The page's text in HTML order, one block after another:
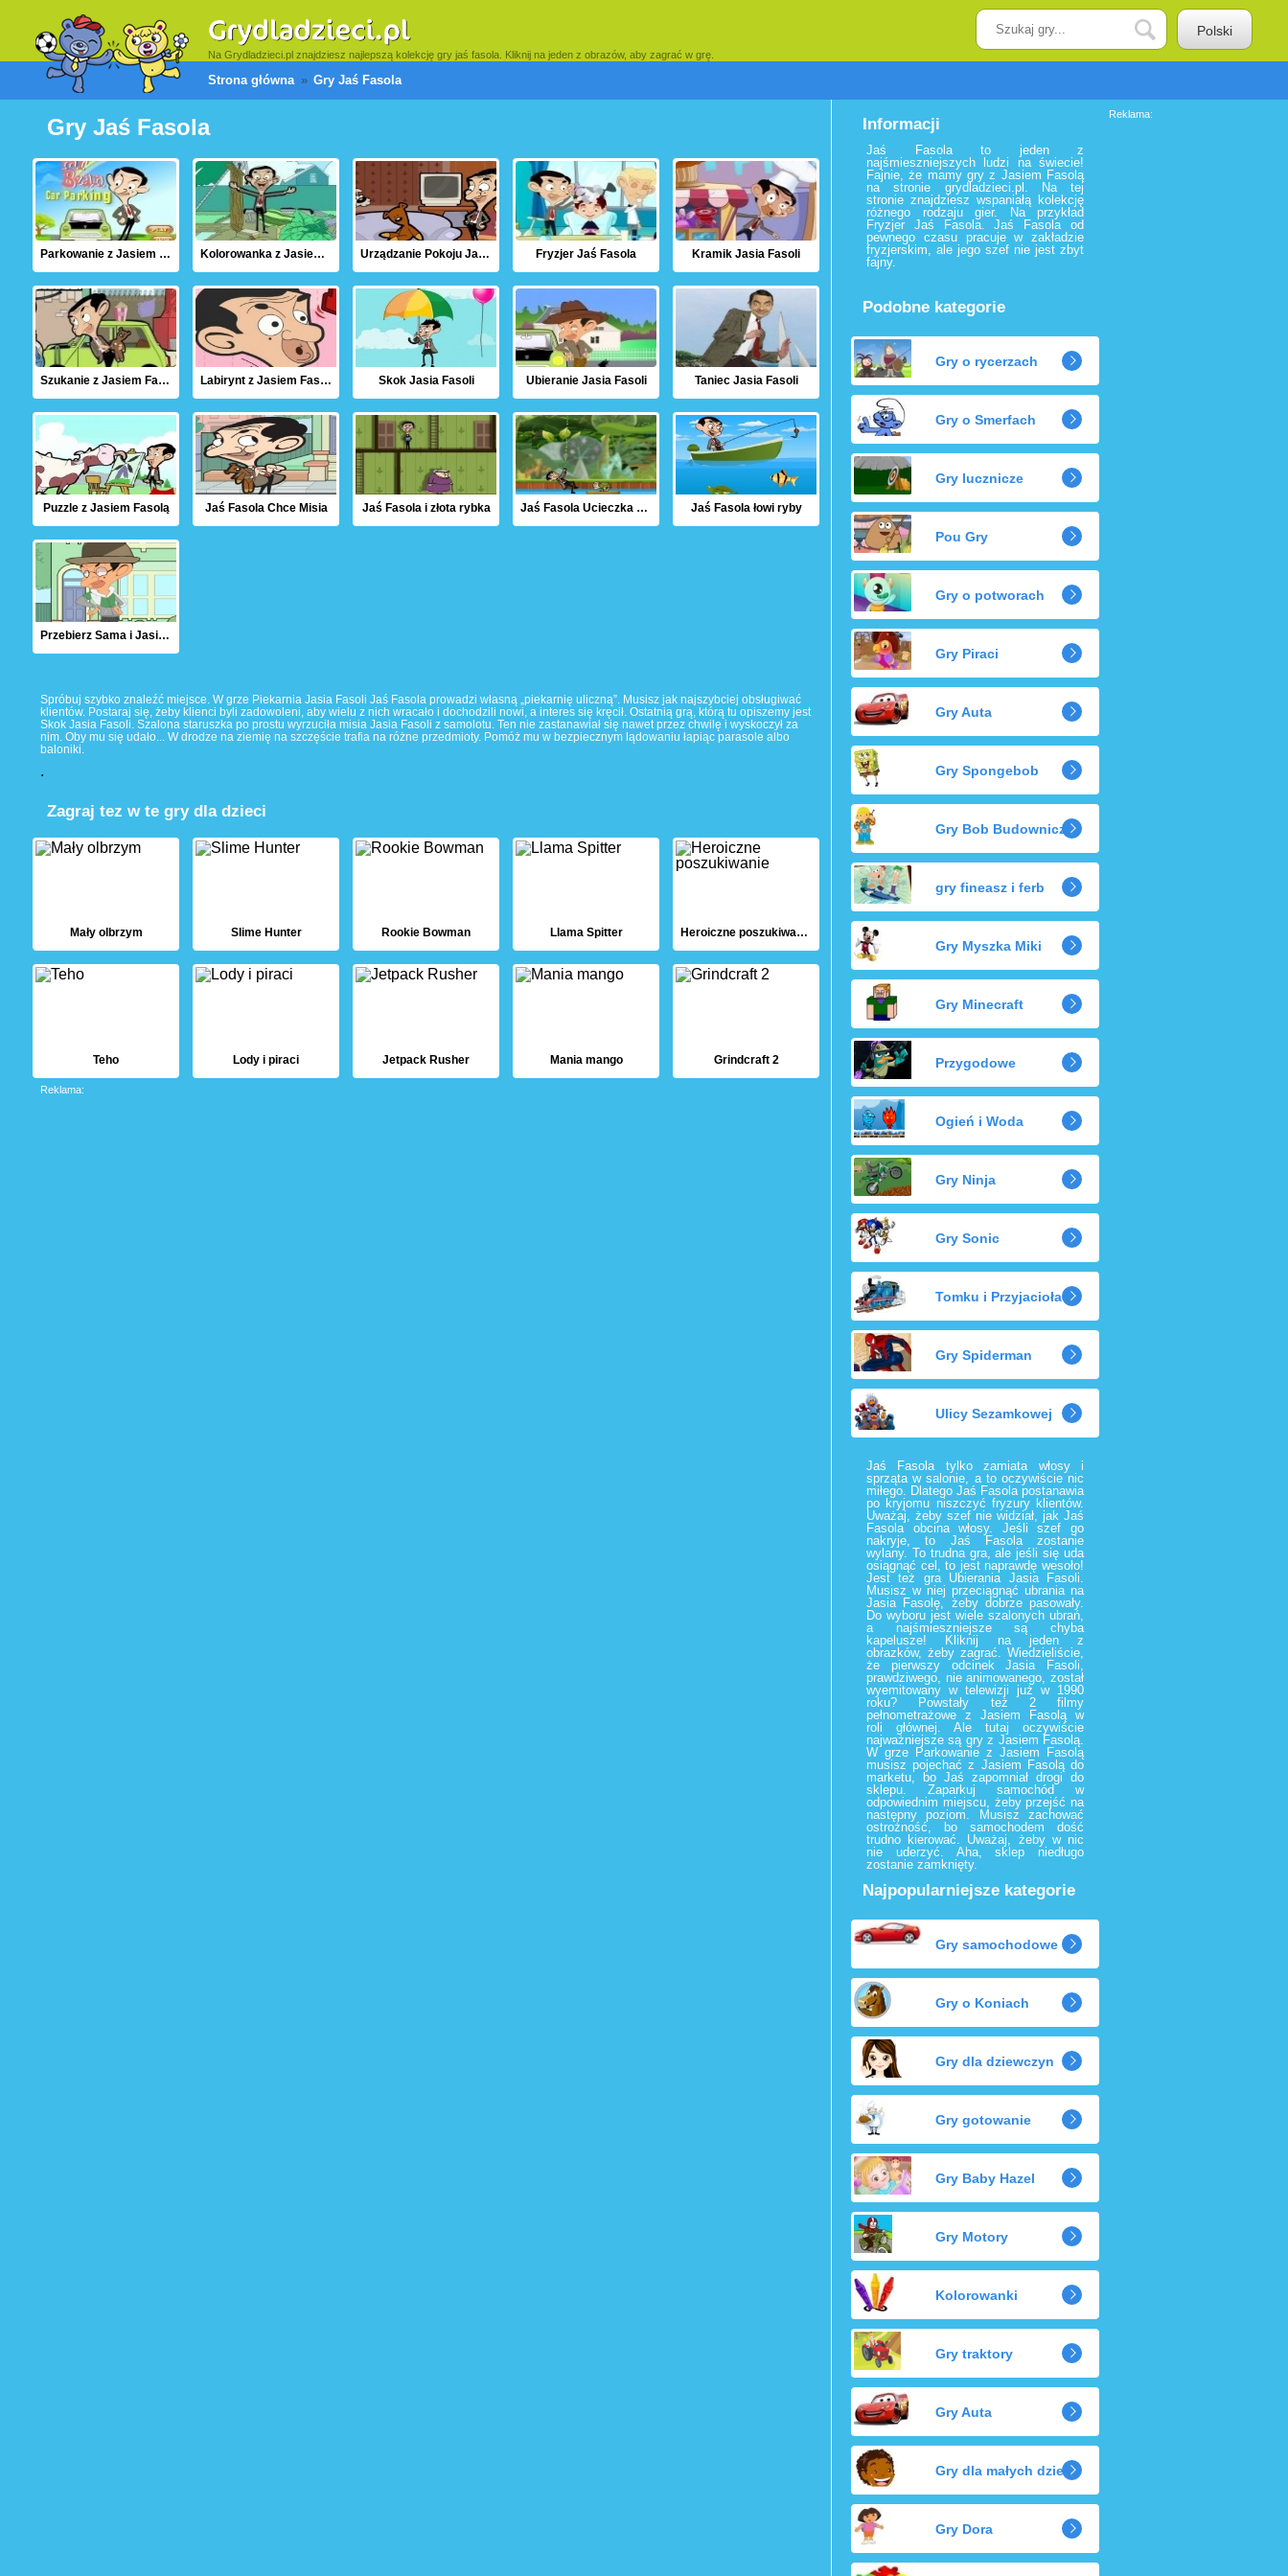
Na Grydladzieci.pl znajdziesz najlepszą kolekcję gry jaś fasola. Kliknij na jeden z obrazów, aby zagrać w grę.
Polski
Strona główna Gry Jaś Fasola
Gry Jaś Fasola Informacji
Jaś Fasola to jeden z
najśmieszniejszych ludzi na świecie!
Fajnie, że mamy gry z Jasiem Fasolą
na stronie grydladzieci.pl. Na tej
stronie znajdziesz wspaniałą kolekcję
różnego rodzaju gier. Na przykład
Fryzjer Jaś Fasola. Jaś Fasola od
pewnego czasu pracuje w zakładzie
fryzjerskim, ale jego szef nie jest zbyt
fajny.
Podobne kategorie
Gry o rycerzach
Gry o Smerfach
Gry lucznicze
Pou Gry
Gry o potworach
Gry Piraci
Gry Auta
Gry Spongebob
Gry Bob Budowniczy
gry fineasz i ferb
Gry Myszka Miki
Gry Minecraft
Przygodowe
Ogień i Woda
Gry Ninja
Gry Sonic
Tomku i Przyjaciołach
Gry Spiderman
Ulicy Sezamkowej
Jaś Fasola tylko zamiata włosy i
sprząta w salonie, a to oczywiście nic
miłego. Dlatego Jaś Fasola postanawia
po kryjomu niszczyć fryzury klientów.
Uważaj, żeby szef nie widział, jak Jaś
Fasola obcina włosy. Jeśli szef go
nakryje, to Jaś Fasola zostanie
wylany. To trudna gra, ale jeśli się uda
osiągnąć cel, to jest naprawdę wesoło!
Jest też gra Ubierania Jasia Fasoli.
Musisz w niej przeciągnąć ubrania na
Jasia Fasolę, żeby dobrze pasowały.
Do wyboru jest wiele szalonych ubrań,
a najśmieszniejsze są chyba
kapelusze! Kliknij na jeden z
obrazków, żeby zagrać. Wiedzieliście,
że pierwszy odcinek Jasia Fasoli,
prawdziwego, nie animowanego, został
wyemitowany w telewizji już w 1990
roku? Powstały też 2 filmy
pełnometrażowe z Jasiem Fasolą w
roli głównej. Ale tutaj oczywiście
najważniejsze są gry z Jasiem Fasolą.
W grze Parkowanie z Jasiem Fasolą
musisz pojechać z Jasiem Fasolą do
marketu, bo Jaś zapomniał drogi do
sklepu. Zaparkuj samochód w
odpowiednim miejscu, żeby przejść na
następny poziom. Musisz zachować
ostrożność, bo samochodem dość
trudno kierować. Uważaj, żeby w nic
nie uderzyć. Aha, sklep niedługo
zostanie zamknięty.
Najpopularniejsze kategorie
Gry samochodowe
Gry o Koniach
Gry dla dziewczyn
Gry gotowanie
Gry Baby Hazel
Gry Motory
Kolorowanki
Gry traktory
Gry Auta
Gry dla małych dzieci
Gry Dora
Parkowanie z Jasiem Fasolą Kolorowanka z Jasiem Fasola Urządzanie Pokoju Jasia Fasoli Fryzjer Jaś Fasola Kramik Jasia Fasoli
Szukanie z Jasiem Fasolą Labirynt z Jasiem Fasolą Skok Jasia Fasoli Ubieranie Jasia Fasoli Taniec Jasia Fasoli
Puzzle z Jasiem Fasolą Jaś Fasola Chce Misia Jaś Fasola i złota rybka Jaś Fasola Ucieczka zwierząt Jaś Fasola łowi ryby
Przebierz Sama i Jasia Fasolę
Spróbuj szybko znaleźć miejsce. W grze Piekarnia Jasia Fasoli Jaś Fasola prowadzi własną „piekarnię uliczną”. Musisz jak najszybciej obsługiwać
klientów. Postaraj się, żeby klienci byli zadowoleni, aby wielu z nich wracało i dochodzili nowi, a interes się kręcił. Ostatnią grą, którą tu opiszemy jest
Skok Jasia Fasoli. Szalona staruszka po prostu wyrzuciła misia Jasia Fasoli z samolotu. Ten nie zastanawiał się nawet przez chwilę i wyskoczył za
nim. Oby mu się udało... W drodze na ziemię na szczęście trafia na różne przedmioty. Pomóż mu w bezpiecznym lądowaniu łapiąc parasole albo
baloniki.
.
Zagraj tez w te gry dla dzieci
Mały olbrzym Slime Hunter Rookie Bowman Llama Spitter Heroiczne poszukiwanie
Teho Lody i piraci Jetpack Rusher Mania mango Grindcraft 2
Reklama:
Reklama: